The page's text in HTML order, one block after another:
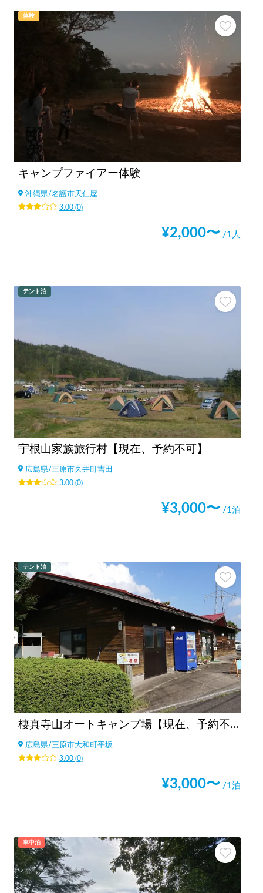
体験
キャンプファイアー体験
沖縄県/名護市天仁屋
3.00(0)
¥2,000〜 /1人
テント泊
宇根山家族旅行村【現在、予約不可】
広島県/三原市久井町吉田
3.00(0)
¥3,000〜 /1泊
テント泊
棲真寺山オートキャンプ場【現在、予約不可】
広島県/三原市大和町平坂
3.00(0)
¥3,000〜 /1泊
車中泊